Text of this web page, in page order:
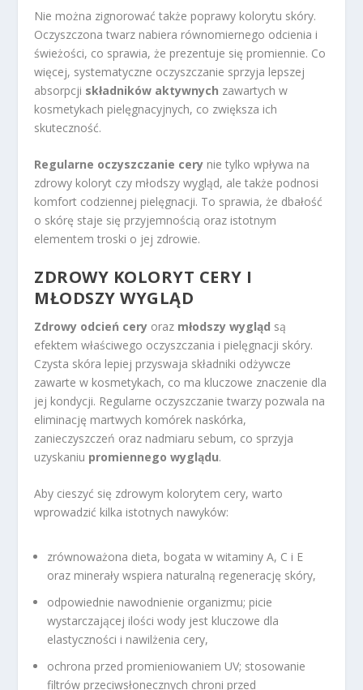
Nie można zignorować także poprawy kolorytu skóry.
Oczyszczona twarz nabiera równomiernego odcienia i
świeżości, co sprawia, że prezentuje się promiennie. Co
więcej, systematyczne oczyszczanie sprzyja lepszej
absorpcji składników aktywnych zawartych w
kosmetykach pielęgnacyjnych, co zwiększa ich
skuteczność.
Regularne oczyszczanie cery nie tylko wpływa na
zdrowy koloryt czy młodszy wygląd, ale także podnosi
komfort codziennej pielęgnacji. To sprawia, że dbałość
o skórę staje się przyjemnością oraz istotnym
elementem troski o jej zdrowie.
ZDROWY KOLORYT CERY I
MŁODSZY WYGLĄD
Zdrowy odcień cery oraz młodszy wygląd są
efektem właściwego oczyszczania i pielęgnacji skóry.
Czysta skóra lepiej przyswaja składniki odżywcze
zawarte w kosmetykach, co ma kluczowe znaczenie dla
jej kondycji. Regularne oczyszczanie twarzy pozwala na
eliminację martwych komórek naskórka,
zanieczyszczeń oraz nadmiaru sebum, co sprzyja
uzyskaniu promiennego wyglądu.
Aby cieszyć się zdrowym kolorytem cery, warto
wprowadzić kilka istotnych nawyków:
zrównoważona dieta, bogata w witaminy A, C i E
oraz minerały wspiera naturalną regenerację skóry,
odpowiednie nawodnienie organizmu; picie
wystarczającej ilości wody jest kluczowe dla
elastyczności i nawilżenia cery,
ochrona przed promieniowaniem UV; stosowanie
filtrów przeciwsłonecznych chroni przed